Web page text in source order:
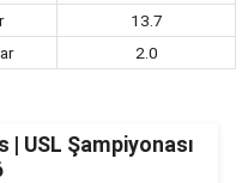
13.7
2.0
USL Şampiyonası